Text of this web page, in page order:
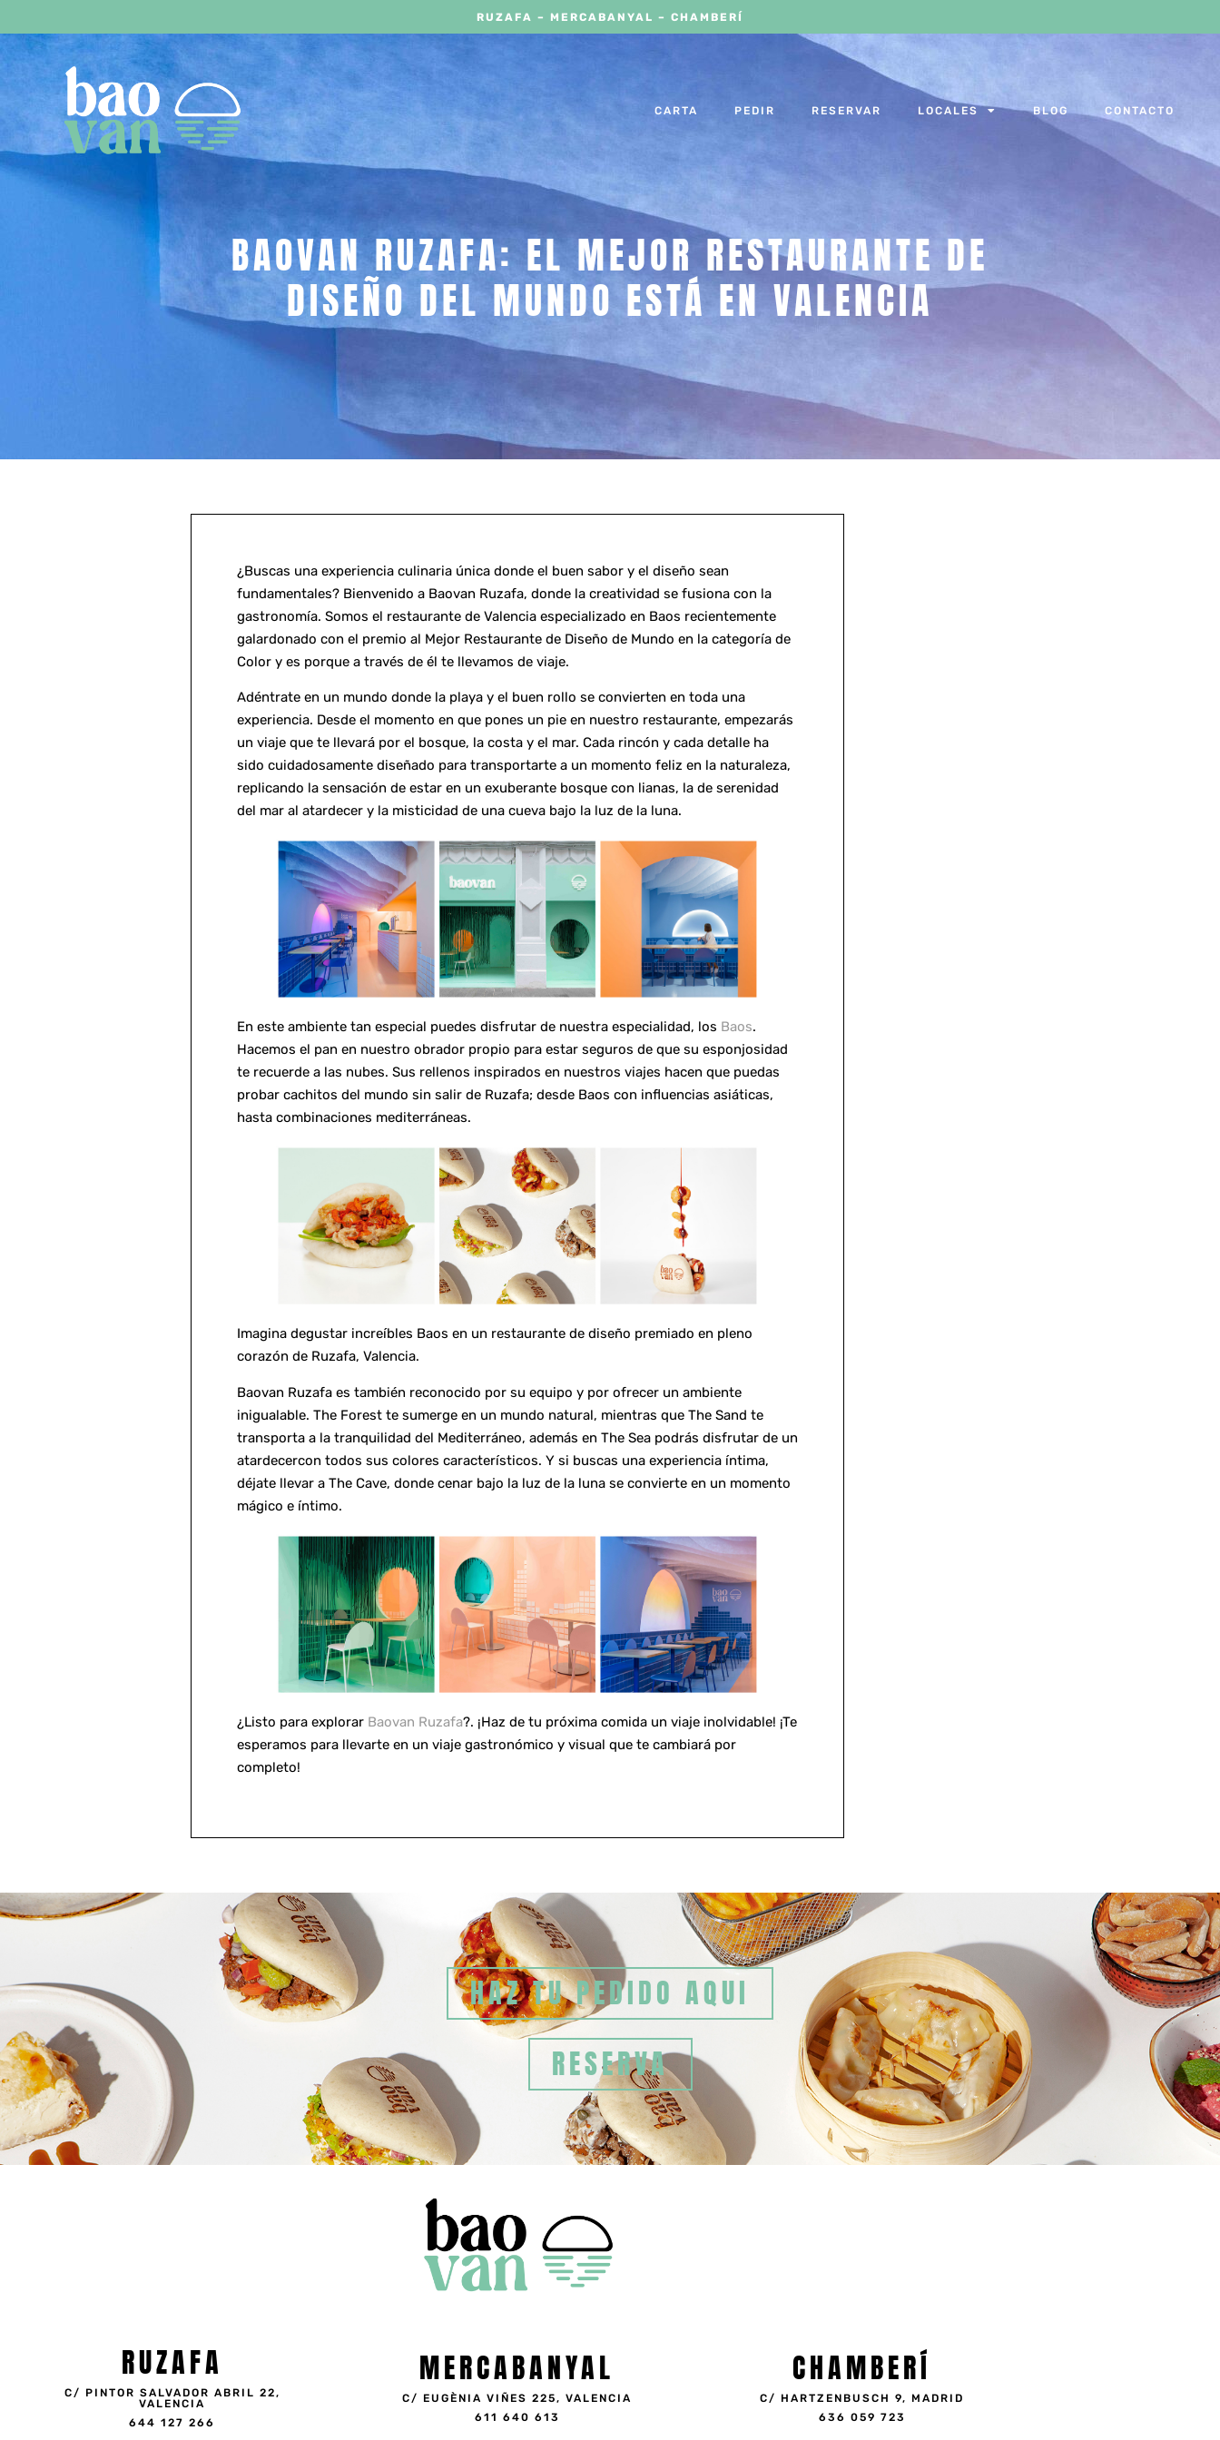
RUZAFA – MERCABANYAL – CHAMBERÍ
CARTA PEDIR RESERVAR LOCALES BLOG CONTACTO
BAOVAN RUZAFA: EL MEJOR RESTAURANTE DE
DISEÑO DEL MUNDO ESTÁ EN VALENCIA
¿Buscas una experiencia culinaria única donde el buen sabor y el diseño sean
fundamentales? Bienvenido a Baovan Ruzafa, donde la creatividad se fusiona con la
gastronomía. Somos el restaurante de Valencia especializado en Baos recientemente
galardonado con el premio al Mejor Restaurante de Diseño de Mundo en la categoría de
Color y es porque a través de él te llevamos de viaje.
Adéntrate en un mundo donde la playa y el buen rollo se convierten en toda una
experiencia. Desde el momento en que pones un pie en nuestro restaurante, empezarás
un viaje que te llevará por el bosque, la costa y el mar. Cada rincón y cada detalle ha
sido cuidadosamente diseñado para transportarte a un momento feliz en la naturaleza,
replicando la sensación de estar en un exuberante bosque con lianas, la de serenidad
del mar al atardecer y la misticidad de una cueva bajo la luz de la luna.
En este ambiente tan especial puedes disfrutar de nuestra especialidad, los Baos.
Hacemos el pan en nuestro obrador propio para estar seguros de que su esponjosidad
te recuerde a las nubes. Sus rellenos inspirados en nuestros viajes hacen que puedas
probar cachitos del mundo sin salir de Ruzafa; desde Baos con influencias asiáticas,
hasta combinaciones mediterráneas.
Imagina degustar increíbles Baos en un restaurante de diseño premiado en pleno
corazón de Ruzafa, Valencia.
Baovan Ruzafa es también reconocido por su equipo y por ofrecer un ambiente
inigualable. The Forest te sumerge en un mundo natural, mientras que The Sand te
transporta a la tranquilidad del Mediterráneo, además en The Sea podrás disfrutar de un
atardecercon todos sus colores característicos. Y si buscas una experiencia íntima,
déjate llevar a The Cave, donde cenar bajo la luz de la luna se convierte en un momento
mágico e íntimo.
¿Listo para explorar Baovan Ruzafa?. ¡Haz de tu próxima comida un viaje inolvidable! ¡Te
esperamos para llevarte en un viaje gastronómico y visual que te cambiará por
completo!
HAZ TU PEDIDO AQUI
RESERVA
RUZAFA
C/ PINTOR SALVADOR ABRIL 22,
VALENCIA
644 127 266
MERCABANYAL
C/ EUGÈNIA VIÑES 225, VALENCIA
611 640 613
CHAMBERÍ
C/ HARTZENBUSCH 9, MADRID
636 059 723